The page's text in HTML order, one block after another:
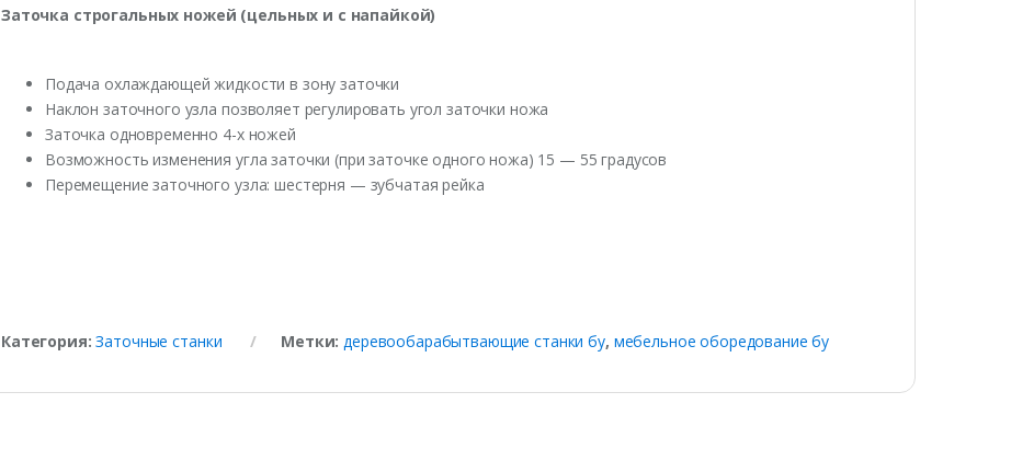
Заточка строгальных ножей (цельных и с напайкой)
Подача охлаждающей жидкости в зону заточки
Наклон заточного узла позволяет регулировать угол заточки ножа
Заточка одновременно 4-х ножей
Возможность изменения угла заточки (при заточке одного ножа) 15 — 55 градусов
Перемещение заточного узла: шестерня — зубчатая рейка
Категория:Заточные станки Метки:деревообарабытвающие станки бу, мебельное оборедование бу